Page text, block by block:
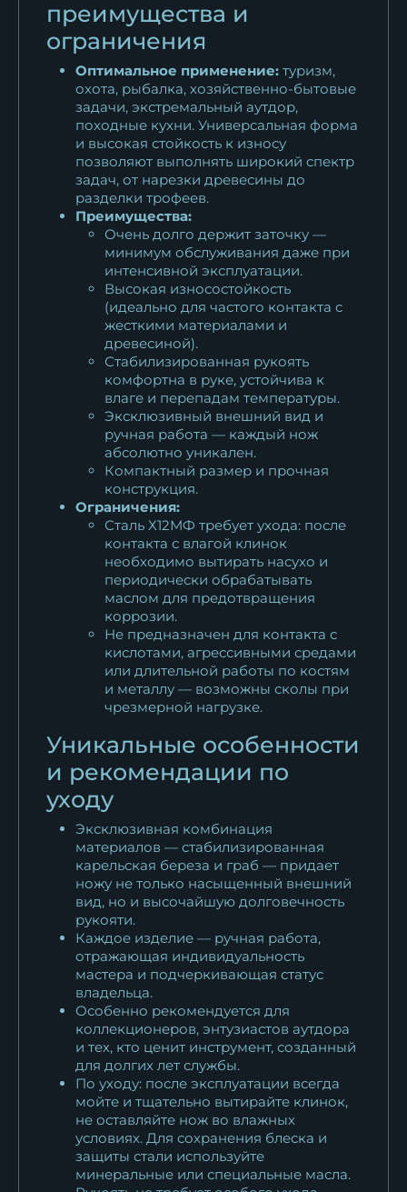
27 396₽
Нож Боец дамаск торцевой
черный граб...
28 868₽
преимущества и
ограничения
Оптимальное применение: туризм,
охота, рыбалка, хозяйственно-бытовые
задачи, экстремальный аутдор,
походные кухни. Универсальная форма
и высокая стойкость к износу
позволяют выполнять широкий спектр
задач, от нарезки древесины до
разделки трофеев.
Преимущества:
Очень долго держит заточку —
минимум обслуживания даже при
интенсивной эксплуатации.
Высокая износостойкость
(идеально для частого контакта с
жесткими материалами и
древесиной).
Стабилизированная рукоять
комфортна в руке, устойчива к
влаге и перепадам температуры.
Эксклюзивный внешний вид и
ручная работа — каждый нож
абсолютно уникален.
Компактный размер и прочная
конструкция.
Ограничения:
Сталь Х12МФ требует ухода: после
контакта с влагой клинок
необходимо вытирать насухо и
периодически обрабатывать
маслом для предотвращения
коррозии.
Не предназначен для контакта с
кислотами, агрессивными средами
или длительной работы по костям
и металлу — возможны сколы при
чрезмерной нагрузке.
Уникальные особенности
и рекомендации по
уходу
Эксклюзивная комбинация
материалов — стабилизированная
карельская береза и граб — придает
ножу не только насыщенный внешний
вид, но и высочайшую долговечность
рукояти.
Каждое изделие — ручная работа,
отражающая индивидуальность
мастера и подчеркивающая статус
владельца.
Особенно рекомендуется для
коллекционеров, энтузиастов аутдора
и тех, кто ценит инструмент, созданный
для долгих лет службы.
По уходу: после эксплуатации всегда
мойте и тщательно вытирайте клинок,
не оставляйте нож во влажных
условиях. Для сохранения блеска и
защиты стали используйте
минеральные или специальные масла.